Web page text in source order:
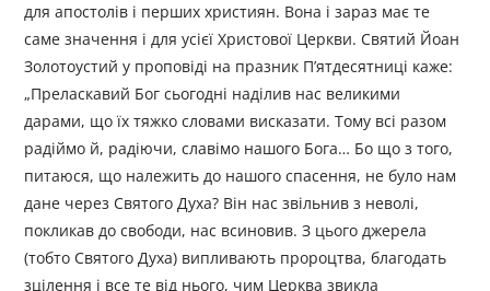
для апостолів і перших християн. Вона і зараз має те
саме значення і для усієї Христової Церкви. Святий Йоан
Золотоустий у проповіді на празник П’ятдесятниці каже:
„Преласкавий Бог сьогодні наділив нас великими
дарами, що їх тяжко словами висказати. Тому всі разом
радіймо й, радіючи, славімо нашого Бога… Бо що з того,
питаюся, що належить до нашого спасення, не було нам
дане через Святого Духа? Він нас звільнив з неволі,
покликав до свободи, нас всиновив. З цього джерела
(тобто Святого Духа) випливають про­роцтва, благодать
зцілення і все те від нього, чим Церква звикла